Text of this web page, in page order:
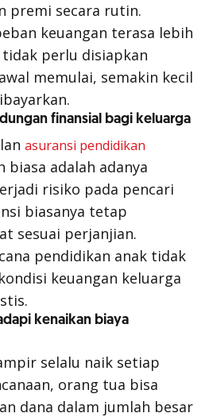
premi secara rutin.
keuangan terasa lebih
perlu disiapkan
memulai, semakin kecil
finansial bagi keluarga
asuransi pendidikan
adalah adanya
risiko pada pencari
biasanya tetap
sesuai perjanjian.
pendidikan anak tidak
keuangan keluarga
kenaikan biaya
selalu naik setiap
orang tua bisa
dana dalam jumlah besar